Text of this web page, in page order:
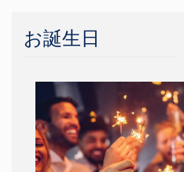
お誕生日